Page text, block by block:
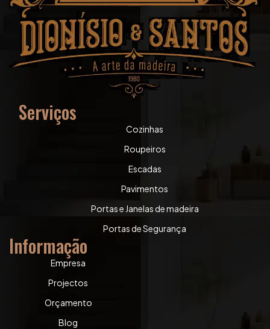
Serviços
Cozinhas
Roupeiros
Escadas
Pavimentos
Portas e Janelas de madeira
Portas de Segurança
Informação
Empresa
Projectos
Orçamento
Blog